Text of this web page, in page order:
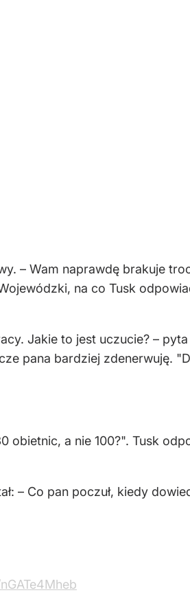
– Wam naprawdę brakuje
na co Tusk
Jakie to jest uczucie? –
pana bardziej zdenerwuję.
obietnic, a nie 100?". Tusk
– Co pan poczuł, kiedy